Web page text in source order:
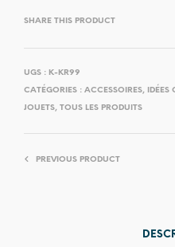
SHARE THIS PRODUCT
UGS : K-KR99
CATÉGORIES : ACCESSOIRES, IDÉES
JOUETS, TOUS LES PRODUITS
PREVIOUS PRODUCT